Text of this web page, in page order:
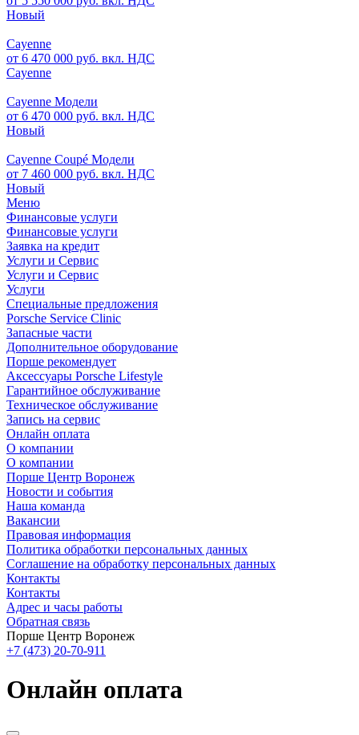
Новый
Cayenne
от 6 470 000 руб. вкл. НДС
Cayenne
Cayenne Модели
от 6 470 000 руб. вкл. НДС
Новый
Cayenne Coupé Модели
от 7 460 000 руб. вкл. НДС
Новый
Меню
Финансовые услуги
Финансовые услуги
Заявка на кредит
Услуги и Сервис
Услуги и Сервис
Услуги
Специальные предложения
Porsche Service Clinic
Запасные части
Дополнительное оборудование
Порше рекомендует
Аксессуары Porsche Lifestyle
Гарантийное обслуживание
Техническое обслуживание
Запись на сервис
Онлайн оплата
О компании
О компании
Порше Центр Воронеж
Новости и события
Наша команда
Вакансии
Правовая информация
Политика обработки персональных данных
Соглашение на обработку персональных данных
Контакты
Контакты
Адрес и часы работы
Обратная связь
Порше Центр Воронеж
+7 (473) 20-70-911
Онлайн оплата